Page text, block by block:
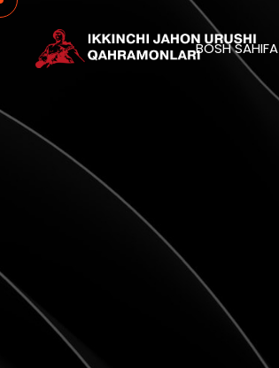
BOSH SAHIFA